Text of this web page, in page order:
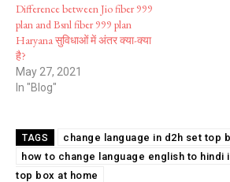
Difference between Jio fiber 999
plan and Bsnl fiber 999 plan
Haryana सुविधाओं में अंतर क्या-क्या
है?
May 27, 2021
In "Blog"
TAGS
change language in d2h set top
how to change language english to hindi
top box at home